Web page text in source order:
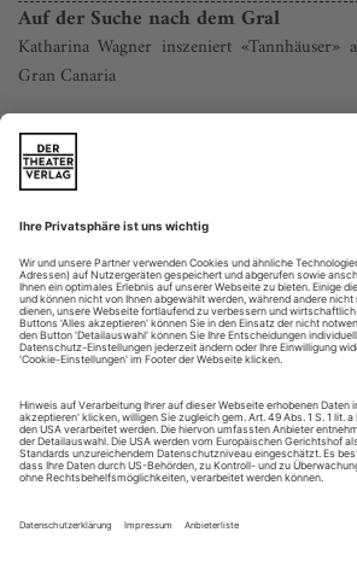
Auf der Suche nach dem Gral
Katharina Wagner inszeniert
Gran Canaria
Seit ihrem Debüt mit dem
Würzburg 2002 hat Katharina
München, Berlin, Bremen und
inszeniert. Doch nun: Gran Canaria.
Pérez Galdós in der Inselhauptstadt Las
zu den Fixpunkten der europäischen
1200 Plätze. Normalerweise werden
Göttliche Tragödie
tief ins Innere von Händels «Theodora»
Die keusche Jungfrau kommt von
Blick, ängstlich an den Körper
Gebetbuch, unsicher der Gang. Kein